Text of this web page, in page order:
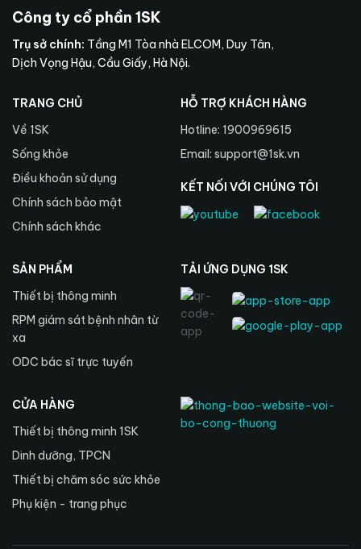
Công ty cổ phần 1SK
Trụ sở chính: Tầng M1 Tòa nhà ELCOM, Duy Tân,
Dịch Vọng Hậu, Cầu Giấy, Hà Nội.
TRANG CHỦ
Về 1SK
Sống khỏe
Điều khoản sử dụng
Chính sách bảo mật
Chính sách khác
HỖ TRỢ KHÁCH HÀNG
Hotline: 1900969615
Email: support@1sk.vn
KẾT NỐI VỚI CHÚNG TÔI
SẢN PHẨM
Thiết bị thông minh
RPM giám sát bệnh nhân từ
xa
ODC bác sĩ trực tuyến
TẢI ỨNG DỤNG 1SK
CỬA HÀNG
Thiết bị thông minh 1SK
Dinh dưỡng, TPCN
Thiết bị chăm sóc sức khỏe
Phụ kiện - trang phục